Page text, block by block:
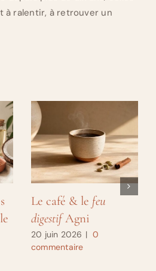
à ralentir, à retrouver un
Le café & le feu
digestifAgni
20 juin 2026 | 0
commentaire